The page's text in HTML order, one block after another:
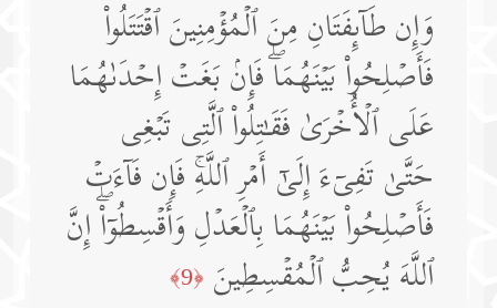
وَإِن طَاۤىِٕفَتَانِ مِنَ ٱلۡمُؤۡمِنِینَ ٱقۡتَتَلُوا۟
فَأَصۡلِحُوا۟ بَیۡنَهُمَاۖ فَإِنۢ بَغَتۡ إِحۡدَىٰهُمَا
عَلَى ٱلۡأُخۡرَىٰ فَقَـٰتِلُوا۟ ٱلَّتِی تَبۡغِی
حَتَّىٰ تَفِیۤءَ إِلَىٰۤ أَمۡرِ ٱللَّهِۚ فَإِن فَاۤءَتۡ
فَأَصۡلِحُوا۟ بَیۡنَهُمَا بِٱلۡعَدۡلِ وَأَقۡسِطُوۤا۟ۖ إِنَّ
ٱللَّهَ یُحِبُّ ٱلۡمُقۡسِطِینَ ﴿9﴾